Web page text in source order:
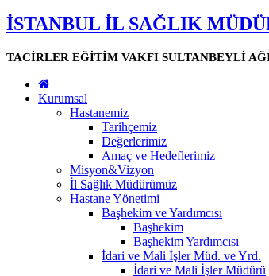
İSTANBUL İL SAĞLIK
TACİRLER EĞİTİM VAKFI SULTANBEYLİ
Kurumsal
Hastanemiz
Tarihçemiz
Değerlerimiz
Amaç ve Hedeflerimiz
Misyon&Vizyon
İl Sağlık Müdürümüz
Hastane Yönetimi
Başhekim ve Yardımcısı
Başhekim
Başhekim Yardımcısı
İdari ve Mali İşler Müd. ve Yrd.
İdari ve Mali İşler Müdürü